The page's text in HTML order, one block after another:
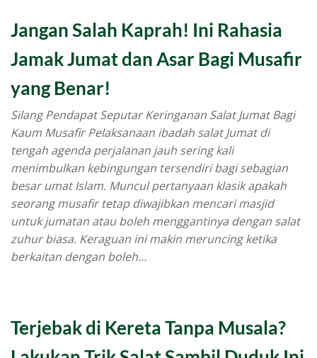
Jangan Salah Kaprah! Ini Rahasia
Jamak Jumat dan Asar Bagi Musafir
yang Benar!
Silang Pendapat Seputar Keringanan Salat Jumat Bagi
Kaum Musafir Pelaksanaan ibadah salat Jumat di
tengah agenda perjalanan jauh sering kali
menimbulkan kebingungan tersendiri bagi sebagian
besar umat Islam. Muncul pertanyaan klasik apakah
seorang musafir tetap diwajibkan mencari masjid
untuk jumatan atau boleh menggantinya dengan salat
zuhur biasa. Keraguan ini makin meruncing ketika
berkaitan dengan boleh…
Terjebak di Kereta Tanpa Musala?